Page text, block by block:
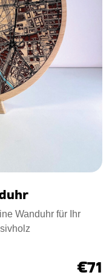
Wanduhr für Ihr
€71